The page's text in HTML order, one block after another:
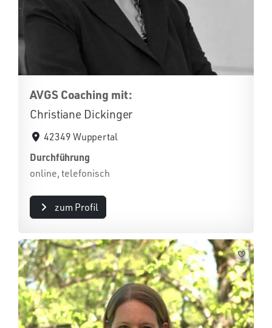
AVGS Coaching mit:
Christiane Dickinger
42349 Wuppertal
Durchführung
online, telefonisch
zum Profil